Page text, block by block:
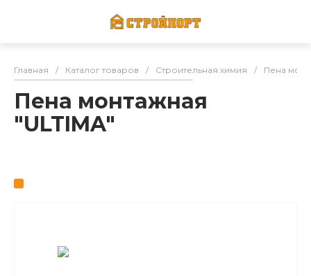
Главная / Каталог товаров / Строительная химия / Пена
Пена монтажная
"ULTIMA"